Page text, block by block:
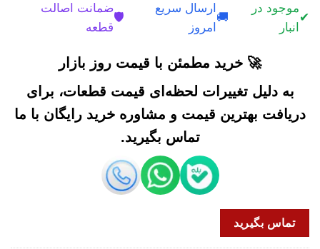
✔
موجود در
انبار
🚚
ارسال سریع
امروز
🛡️
ضمانت اصالت
قطعه
🚀 خرید مطمئن با قیمت روز بازار
به دلیل تغییرات لحظه‌ای قیمت قطعات، برای
دریافت بهترین قیمت و مشاوره خرید رایگان با ما
تماس بگیرید.
تماس بگیرید